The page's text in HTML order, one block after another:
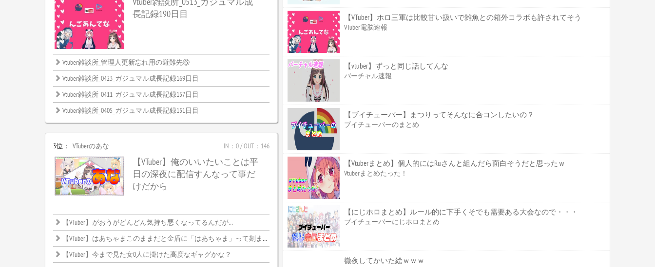
長記録190日目
Vtuber雑談所_管理人更新忘れ用の避難先⑥
Vtuber雑談所_0423_ガジュマル成長記録169日目
Vtuber雑談所_0411_ガジュマル成長記録157日目
Vtuber雑談所_0405_ガジュマル成長記録151日目
3位： VTuberのあな IN：0 / OUT：146
【VTuber】俺のいいたいことは平
日の深夜に配信すんなって事だ
けだから
【VTuber】がおうがどんどん気持ち悪くなってるんだが…
【VTuber】はあちゃまこのままだと金盾に「はあちゃま」って刻まれるけどいいのか
【VTuber】今まで見た女0人に掛けた高度なギャグかな？
【VTuber】ホロ三軍は比較甘い扱いで雑魚との箱外コラボも許されてそう
VTuber電脳速報
【vtuber】ずっと同じ話してんな
バーチャル速報
【ブイチューバー】まつりってそんなに合コンしたいの？
ブイチューバーのまとめ
【Vtuberまとめ】個人的にはRuさんと組んだら面白そうだと思ったｗ
Vtuberまとめたった！
【にじホロまとめ】ルール的に下手くそでも需要ある大会なので・・・
ブイチューバーにじホロまとめ
徹夜してかいた絵ｗｗｗ